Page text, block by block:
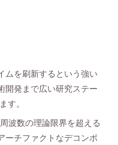
ムを刷新するという強い
開発まで広い研究ステー
す。
波数の理論限界を超える
ーチファクトなデコンボ